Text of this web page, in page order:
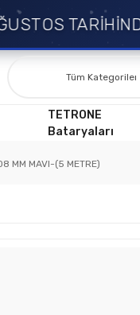
TETRONE
Bataryaları
MM MAVI-(5 METRE)